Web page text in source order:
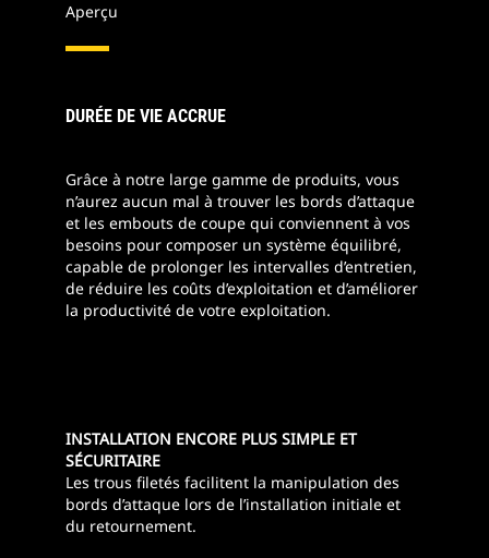
Aperçu
DURÉE DE VIE ACCRUE
Grâce à notre large gamme de produits, vous
n’aurez aucun mal à trouver les bords d’attaque
et les embouts de coupe qui conviennent à vos
besoins pour composer un système équilibré,
capable de prolonger les intervalles d’entretien,
de réduire les coûts d’exploitation et d’améliorer
la productivité de votre exploitation.
INSTALLATION ENCORE PLUS SIMPLE ET
SÉCURITAIRE
Les trous filetés facilitent la manipulation des
bords d’attaque lors de l’installation initiale et
du retournement.